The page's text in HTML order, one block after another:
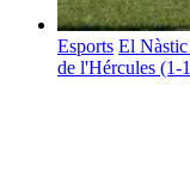
Esports El Nàstic
de l'Hércules (1-